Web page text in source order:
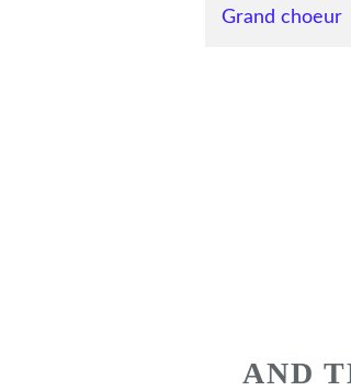
Grand choeur
AND